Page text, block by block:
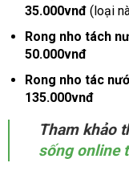
35.000vnđ(loại
Rong nho tách
50.000vnđ
Rong nho tác
135.000vnđ
Tham khảo
sống online